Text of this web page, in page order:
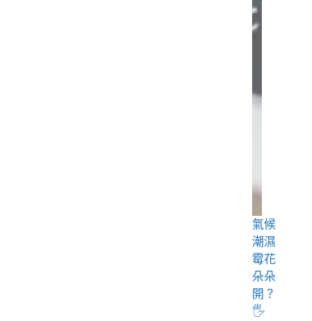
氣候
潮濕
霉花
朵朵
開？
🖐️